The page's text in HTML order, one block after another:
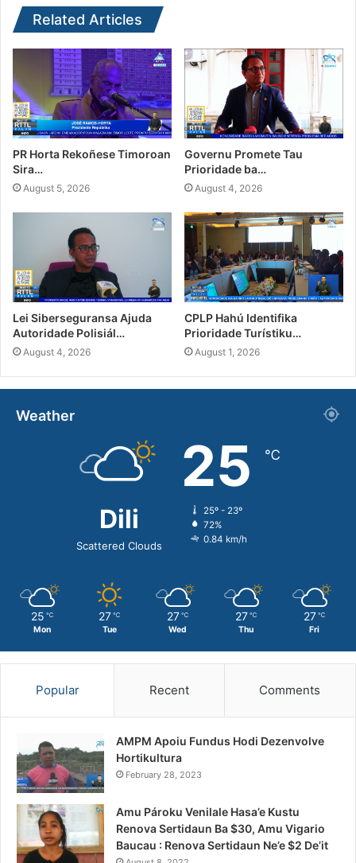
Related Articles
PR Horta Rekoñese Timoroan
Sira…
August 5, 2026
Governu Promete Tau
Prioridade ba…
August 4, 2026
Lei Siberseguransa Ajuda
Autoridade Polisiál…
August 4, 2026
CPLP Hahú Identifika
Prioridade Turístiku…
August 1, 2026
Weather
Dili
Scattered Clouds
25 ℃
25º - 23º
72%
0.84 km/h
25 ℃
Mon
27 ℃
Tue
27 ℃
Wed
27 ℃
Thu
27 ℃
Fri
Popular Recent Comments
AMPM Apoiu Fundus Hodi Dezenvolve
Hortikultura
February 28, 2023
Amu Pároku Venilale Hasa’e Kustu
Renova Sertidaun Ba $30, Amu Vigario
Baucau : Renova Sertidaun Ne’e $2 De’it